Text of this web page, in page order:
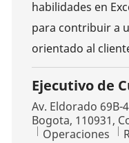
habilidades en
para contribuir a
orientado al
Ejecutivo de
Ubicación
Av. Eldorado
Bogota, 110931,
Categoría
Operaciones